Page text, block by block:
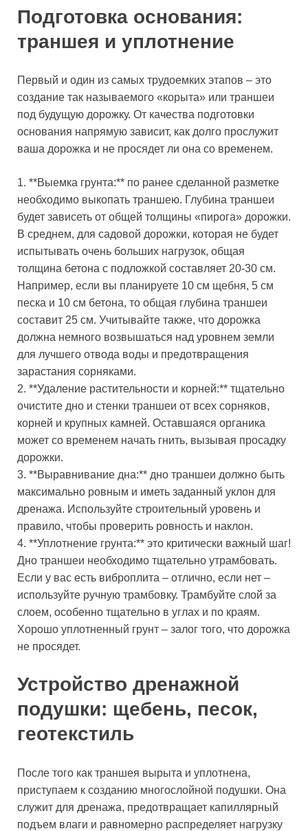
Подготовка основания:
траншея и уплотнение
Первый и один из самых трудоемких этапов – это
создание так называемого «корыта» или траншеи
под будущую дорожку. От качества подготовки
основания напрямую зависит, как долго прослужит
ваша дорожка и не просядет ли она со временем.
1. **Выемка грунта:** по ранее сделанной разметке
необходимо выкопать траншею. Глубина траншеи
будет зависеть от общей толщины «пирога» дорожки.
В среднем, для садовой дорожки, которая не будет
испытывать очень больших нагрузок, общая
толщина бетона с подложкой составляет 20-30 см.
Например, если вы планируете 10 см щебня, 5 см
песка и 10 см бетона, то общая глубина траншеи
составит 25 см. Учитывайте также, что дорожка
должна немного возвышаться над уровнем земли
для лучшего отвода воды и предотвращения
зарастания сорняками.
2. **Удаление растительности и корней:** тщательно
очистите дно и стенки траншеи от всех сорняков,
корней и крупных камней. Оставшаяся органика
может со временем начать гнить, вызывая просадку
дорожки.
3. **Выравнивание дна:** дно траншеи должно быть
максимально ровным и иметь заданный уклон для
дренажа. Используйте строительный уровень и
правило, чтобы проверить ровность и наклон.
4. **Уплотнение грунта:** это критически важный шаг!
Дно траншеи необходимо тщательно утрамбовать.
Если у вас есть виброплита – отлично, если нет –
используйте ручную трамбовку. Трамбуйте слой за
слоем, особенно тщательно в углах и по краям.
Хорошо уплотненный грунт – залог того, что дорожка
не просядет.
Устройство дренажной
подушки: щебень, песок,
геотекстиль
После того как траншея вырыта и уплотнена,
приступаем к созданию многослойной подушки. Она
служит для дренажа, предотвращает капиллярный
подъем влаги и равномерно распределяет нагрузку